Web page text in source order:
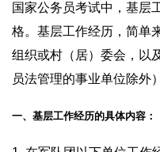
国家公务员考试中，基层
格。基层工作经历，简单
组织或村（居）委会，以
员法管理的事业单位除外
一、基层工作经历的具体内容：